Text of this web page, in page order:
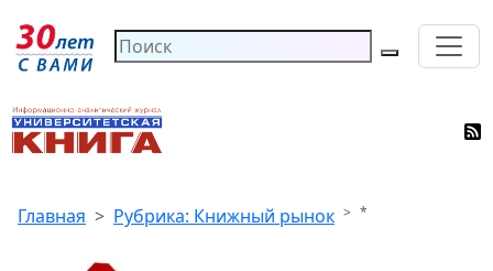
Главная Рубрика: Книжный рынок *